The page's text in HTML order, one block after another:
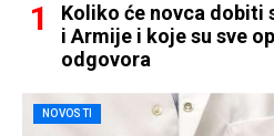
Koliko će novca dobiti
i Armije i koje su sve
odgovora
NOVOSTI